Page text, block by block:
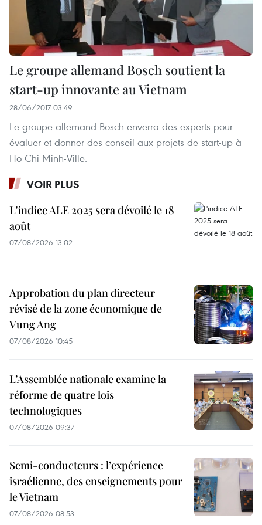
Le groupe allemand Bosch soutient la
start-up innovante au Vietnam
28/06/2017 03:49
Le groupe allemand Bosch enverra des experts pour
évaluer et donner des conseil aux projets de start-up à
Ho Chi Minh-Ville.
VOIR PLUS
L'indice ALE 2025 sera dévoilé le 18
août
07/08/2026 13:02
Approbation du plan directeur
révisé de la zone économique de
Vung Ang
07/08/2026 10:45
L’Assemblée nationale examine la
réforme de quatre lois
technologiques
07/08/2026 09:37
Semi-conducteurs : l’expérience
israélienne, des enseignements pour
le Vietnam
07/08/2026 08:53